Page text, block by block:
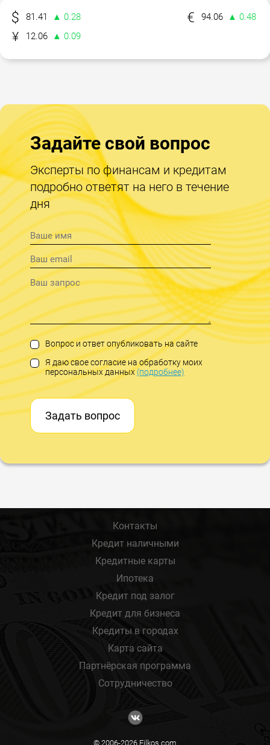
81.41 ▲ 0.28 94.06
▲ 0.48
12.06
▲ 0.09
Задайте свой вопрос
Эксперты по финансам и кредитам
подробно ответят на него в течение
дня
Вопрос и ответ опубликовать на сайте
Я даю свое согласие на обработку моих
персональных данных(подробнее)
Задать вопрос
Контакты
Кредит наличными
Кредитные карты
Ипотека
Кредит под залог
Кредит для бизнеса
Кредиты в городах
Карта сайта
Партнёрская программа
Сотрудничество
© 2006-2026 Filkos.com